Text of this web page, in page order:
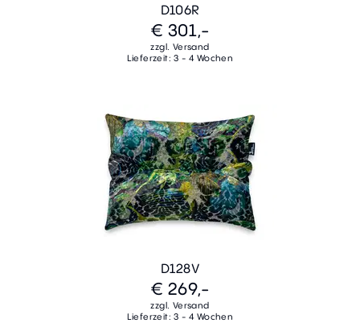
D106R
€ 301,-
zzgl. Versand
Lieferzeit: 3 - 4 Wochen
D128V
€ 269,-
zzgl. Versand
Lieferzeit: 3 - 4 Wochen